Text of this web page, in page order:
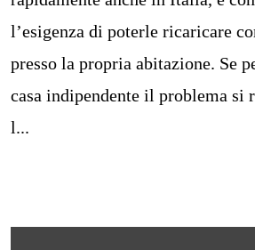
l’esigenza di poterle ricaricare
presso la propria abitazione. Se
casa indipendente il problema si
l...